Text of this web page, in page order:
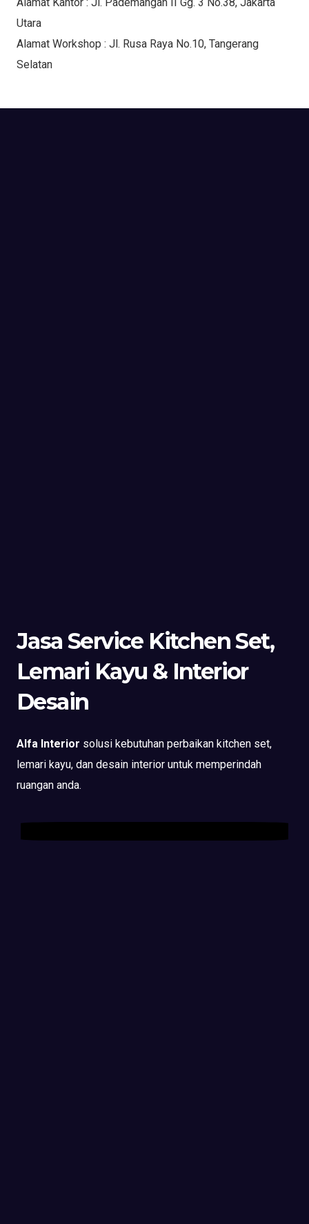
Utara
Alamat Workshop : Jl. Rusa Raya No.10, Tangerang
Selatan
Jasa Service Kitchen Set,
Lemari Kayu & Interior
Desain
Alfa Interior solusi kebutuhan perbaikan kitchen set,
lemari kayu, dan desain interior untuk memperindah
ruangan anda.